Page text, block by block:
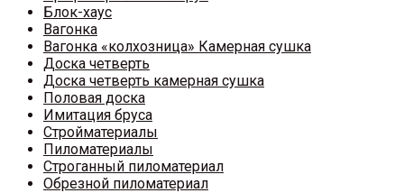
Блок-хаус
Вагонка
Вагонка «колхозница» Камерная сушка
Доска четверть
Доска четверть камерная сушка
Половая доска
Имитация бруса
Стройматериалы
Пиломатериалы
Строганный пиломатериал
Обрезной пиломатериал